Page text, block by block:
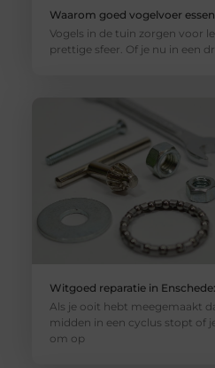
Waarom goed vogelvoer
Vogels in de tuin zorgen voor
prettige sfeer. Of je nu in een
Witgoed reparatie in
Als je ooit hebt meegemaakt
midden in een cyclus stopt of
om op